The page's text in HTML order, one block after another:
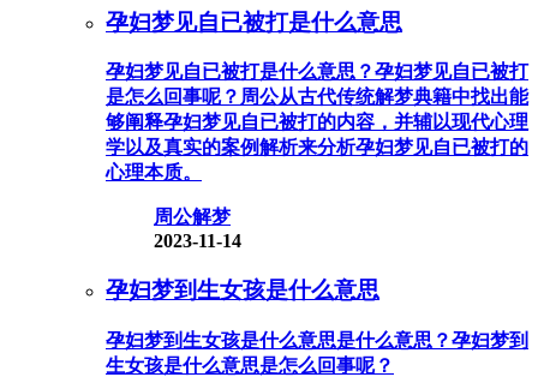
孕妇梦见自已被打是什么意思
孕妇梦见自已被打是什么意思？孕妇梦见自已被打
是怎么回事呢？周公从古代传统解梦典籍中找出能
够阐释孕妇梦见自已被打的内容，并辅以现代心理
学以及真实的案例解析来分析孕妇梦见自已被打的
心理本质。
周公解梦
2023-11-14
孕妇梦到生女孩是什么意思
孕妇梦到生女孩是什么意思是什么意思？孕妇梦到
生女孩是什么意思是怎么回事呢？